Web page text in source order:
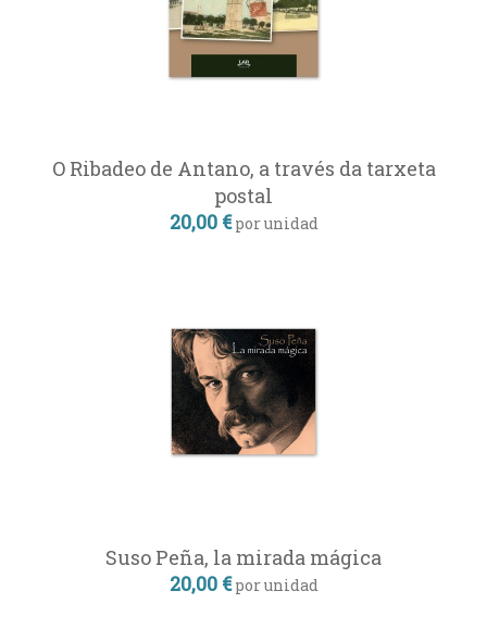
O Ribadeo de Antano, a través da tarxeta
postal
20,00 € por unidad
Suso Peña, la mirada mágica
20,00 € por unidad